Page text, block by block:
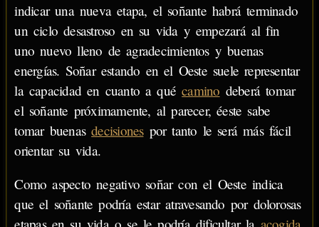
indicar una nueva etapa, el soñante habrá terminado
un ciclo desastroso en su vida y empezará al fin
uno nuevo lleno de agradecimientos y buenas
energías. Soñar estando en el Oeste suele representar
la capacidad en cuanto a quécamino deberá tomar
el soñante próximamente, al parecer, éeste sabe
tomar buenasdecisionespor tanto le será más fácil
orientar su vida.
Como aspecto negativo soñar con el Oeste indica
que el soñante podría estar atravesando por dolorosas